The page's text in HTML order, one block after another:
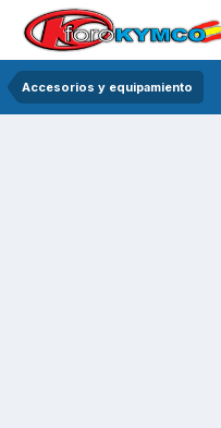
Accesorios y equipamiento